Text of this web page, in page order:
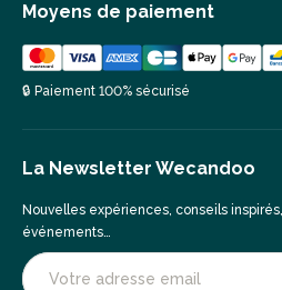
Moyens de paiement
🔒 Paiement 100% sécurisé
La Newsletter Wecandoo
Nouvelles expériences, conseils
événements…